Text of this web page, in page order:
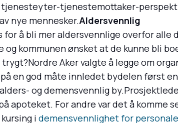
tjenesteyter-tjenestemottaker-
nye mennesker.Aldersvennlig
å bli mer aldersvennlige overfor alle
kommunen ønsket at de kunne bli
Aker valgte å legge om
en god måte innledet bydelen først
og demensvennlig
apoteket. For andre var det å komme
i demensvennlighet for